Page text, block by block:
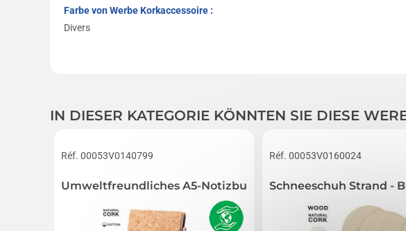
Farbe von Werbe Korkaccessoire :
Divers
IN DIESER KATEGORIE KÖNNTEN SIE DIESE
Réf. 00053V0140799
Umweltfreundliches A5-Notizbuch mit Stift
Réf. 00053V0160024
Schneeschuh Strand -